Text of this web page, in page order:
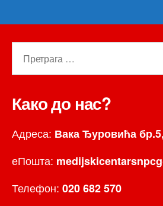
Како до нас?
Адреса: Вака Ђуровића
еПошта:
Телефон: 020 682 570